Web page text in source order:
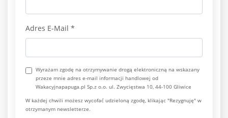
Adres E-Mail *
Wyrażam zgodę na otrzymywanie drogą elektroniczną na wskazany
przeze mnie adres e-mail informacji handlowej od
Wakacyjnapapuga.pl Sp.z o.o. ul. Zwycięstwa 10, 44-100 Gliwice
W każdej chwili możesz wycofać udzieloną zgodę, klikając "Rezygnuję" w
otrzymanym newsletterze.